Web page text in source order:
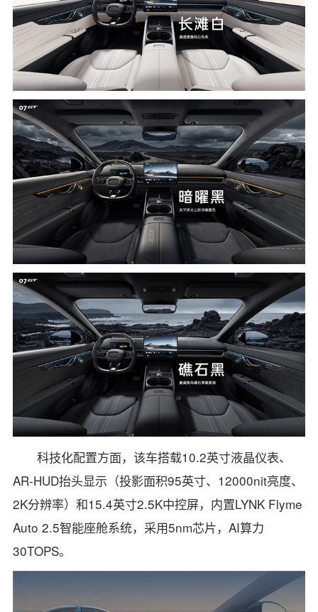
科技化配置方面，该车搭载10.2英寸液晶仪表、
AR-HUD抬头显示（投影面积95英寸、12000nit亮度、
2K分辨率）和15.4英寸2.5K中控屏，内置LYNK Flyme
Auto 2.5智能座舱系统，采用5nm芯片，AI算力
30TOPS。